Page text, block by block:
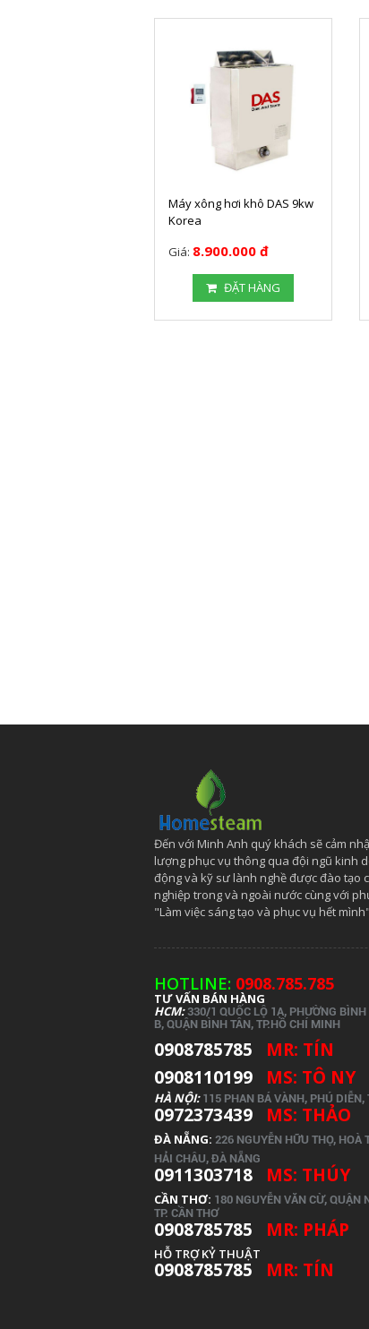
Máy xông hơi khô DAS 9kw
Korea
Giá: 8.900.000 đ
ĐẶT HÀNG
Đến với Minh Anh quý khách sẽ cảm
lượng phục vụ thông qua đội ngũ kinh
động và kỹ sư lành nghề được đào tạo
nghiệp trong và ngoài nước cùng với
"Làm việc sáng tạo và phục vụ hết
HOTLINE: 0908.785.785
TƯ VẤN BÁN HÀNG
HCM: 330/1 QUỐC LỘ 1A, PHƯỜNG
B, QUẬN BÌNH TÂN, TP.HỒ CHÍ MINH
0908785785
MR: TÍN
0908110199
MS: TÔ NY
HÀ NỘI: 115 PHAN BÁ VÀNH, PHÚ DIỄN,
0972373439 MS: THẢO
ĐÀ NẴNG: 226 NGUYỄN HỮU THỌ, HOÀ
HẢI CHÂU, ĐÀ NẴNG
0911303718 MS: THÚY
CẦN THƠ: 180 NGUYỄN VĂN CỪ, QUẬN
TP. CẦN THƠ
0908785785 MR: PHÁP
HỖ TRỢ KỶ THUẬT
0908785785 MR: TÍN